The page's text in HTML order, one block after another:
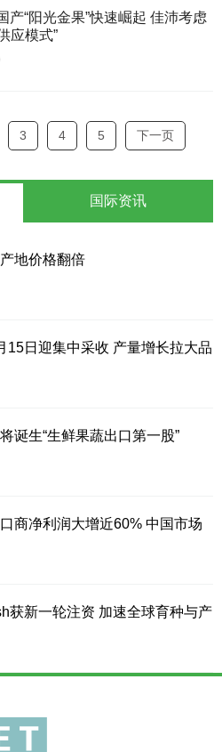
产“阳光金果”快速崛起 佳沛考虑
应模式”
3 4 5 下一页
地价格翻倍
15日迎集中采收 产量增长拉大品
诞生“生鲜果蔬出口第一股”
商净利润大增近60% 中国市场
获新一轮注资 加速全球育种与产
国际资讯